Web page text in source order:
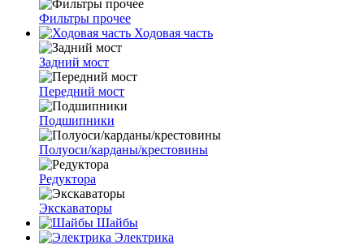
Фильтры прочее
Ходовая часть
Задний мост
Передний мост
Подшипники
Полуоси/карданы/крестовины
Редуктора
Экскаваторы
Шайбы
Электрика